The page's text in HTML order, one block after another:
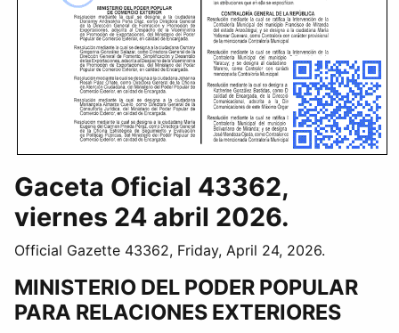
Gaceta Oficial 43362,
viernes 24 abril 2026.
Official Gazette 43362, Friday, April 24, 2026.
MINISTERIO DEL PODER POPULAR
PARA RELACIONES EXTERIORES